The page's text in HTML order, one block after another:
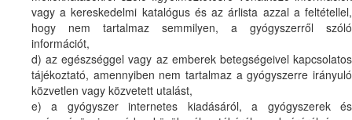
vagy a kereskedelmi katalógus és az árlista azzal a feltétellel,
hogy nem tartalmaz semmilyen, a gyógyszerről szóló
információt,
d) az egészséggel vagy az emberek betegségeivel kapcsolatos
tájékoztató, amennyiben nem tartalmaz a gyógyszerre irányuló
közvetlen vagy közvetett utalást,
e) a gyógyszer internetes kiadásáról, a gyógyszerek és